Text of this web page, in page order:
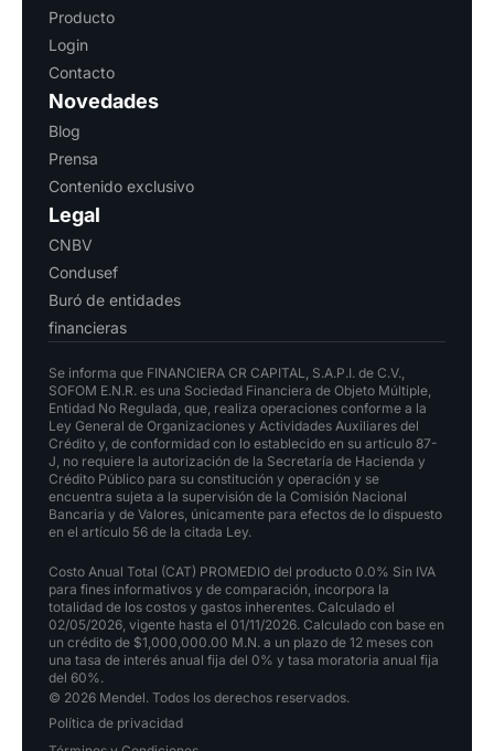
Producto
Login
Contacto
Novedades
Blog
Prensa
Contenido exclusivo
Legal
CNBV
Condusef
Buró de entidades
financieras
Se informa que FINANCIERA CR CAPITAL, S.A.P.I. de C.V.,
SOFOM E.N.R. es una Sociedad Financiera de Objeto Múltiple,
Entidad No Regulada, que, realiza operaciones conforme a la
Ley General de Organizaciones y Actividades Auxiliares del
Crédito y, de conformidad con lo establecido en su artículo 87-
J, no requiere la autorización de la Secretaría de Hacienda y
Crédito Público para su constitución y operación y se
encuentra sujeta a la supervisión de la Comisión Nacional
Bancaria y de Valores, únicamente para efectos de lo dispuesto
en el artículo 56 de la citada Ley.
Costo Anual Total (CAT) PROMEDIO del producto 0.0% Sin IVA
para fines informativos y de comparación, incorpora la
totalidad de los costos y gastos inherentes. Calculado el
02/05/2026, vigente hasta el 01/11/2026. Calculado con base en
un crédito de $1,000,000.00 M.N. a un plazo de 12 meses con
una tasa de interés anual fija del 0% y tasa moratoria anual fija
del 60%.
© 2026 Mendel. Todos los derechos reservados.
Política de privacidad